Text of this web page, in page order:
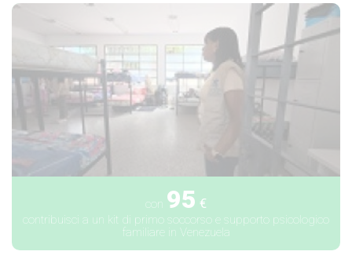
con 95 €
contribuisci a un kit di primo soccorso e supporto psicologico
familiare in Venezuela